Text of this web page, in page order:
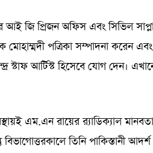
আই জি প্রিজন অফিস এবং সিভিল
মোহাম্মদী পত্রিকা সম্পাদনা করেন
স্টাফ আর্টিস্ট হিসেবে যোগ দেন।
এম.এন রায়ের র‌্যাডিক্যাল
বিভাগোত্তরকালে তিনি পাকিস্তানী